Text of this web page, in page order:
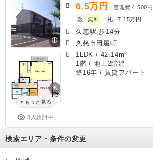
もっと見る
3人検討中
6.5万円 管理費 4,500円
敷
無料 礼 7.15万円
久慈駅 歩14分
久慈市田屋町
1LDK / 42.14m²
1階 / 地上2階建
築16年 / 賃貸アパート
検索エリア・条件の変更